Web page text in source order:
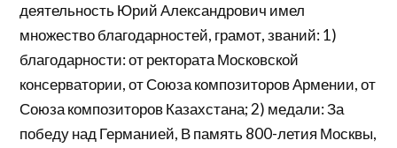
деятельность Юрий Александрович имел
множество благодарностей, грамот, званий: 1)
благодарности: от ректората Московской
консерватории, от Союза композиторов Армении, от
Союза композиторов Казахстана; 2) медали: За
победу над Германией, В память 800-летия Москвы,